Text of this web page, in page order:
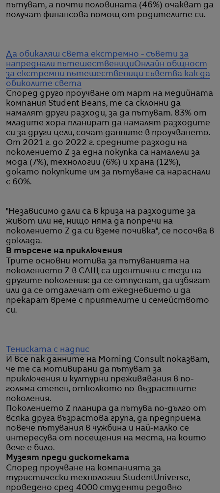
пътуват, а почти половината (46%) очакват да
получат финансова помощ от родителите си.
Да обикаляш света екстремно - съвети за
напреднали пътешественициОнлайн общност
за екстремни пътешественици съветва как да
обиколите света
Според друго проучване от март на медийната
компания Student Beans, те са склонни да
намалят други разходи, за да пътуват. 83% от
младите хора планират да намалят разходите
си за други цели, сочат данните в проучването.
От 2021 г. до 2022 г. средните разходи на
поколението Z за една покупка са намалели за
мода (7%), технологии (6%) и храна (12%),
докато покупките им за пътуване са нараснали
с 60%.
"Независимо дали са в криза на разходите за
живот или не, нищо няма да попречи на
поколението Z да си вземе почивка", се посочва в
доклада.
В търсене на приключения
Трите основни мотива за пътуванията на
поколението Z в САЩ са идентични с тези на
другите поколения: да се отпуснат, да избягат
или да се отдалечат от ежедневието и да
прекарат време с приятелите и семейството
си.
Тениската с надпис
И все пак данните на Morning Consult показват,
че те са мотивирани да пътуват за
приключения и културни преживявания в по-
голяма степен, отколкото по-възрастните
поколения.
Поколението Z планира да пътува по-дълго от
всяка друга възрастова група, да предприема
повече пътувания в чужбина и най-малко се
интересува от посещения на места, на които
вече е било.
Музеят преди дискотеката
Според проучване на компанията за
туристически технологии StudentUniverse,
проведено сред 4000 студенти редовно